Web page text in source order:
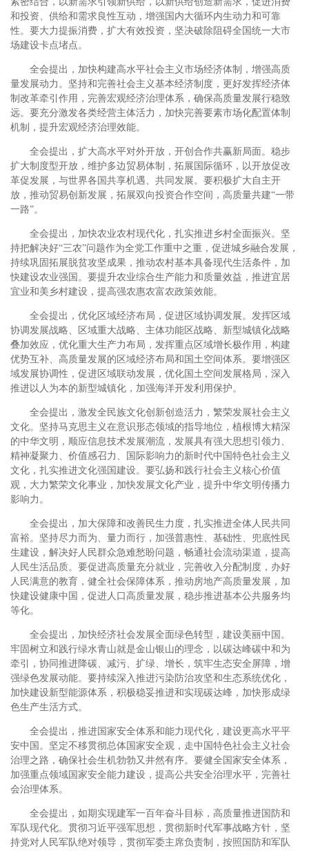
和投资、供给和需求良性互动，增强国内大循环内生动力和可靠
性。要大力提振消费，扩大有效投资，坚决破除阻碍全国统一大市
场建设卡点堵点。
全会提出，加快构建高水平社会主义市场经济体制，增强高质
量发展动力。坚持和完善社会主义基本经济制度，更好发挥经济体
制改革牵引作用，完善宏观经济治理体系，确保高质量发展行稳致
远。要充分激发各类经营主体活力，加快完善要素市场化配置体制
机制，提升宏观经济治理效能。
全会提出，扩大高水平对外开放，开创合作共赢新局面。稳步
扩大制度型开放，维护多边贸易体制，拓展国际循环，以开放促改
革促发展，与世界各国共享机遇、共同发展。要积极扩大自主开
放，推动贸易创新发展，拓展双向投资合作空间，高质量共建“一带
一路”。
全会提出，加快农业农村现代化，扎实推进乡村全面振兴。坚
持把解决好“三农”问题作为全党工作重中之重，促进城乡融合发展，
持续巩固拓展脱贫攻坚成果，推动农村基本具备现代生活条件，加
快建设农业强国。要提升农业综合生产能力和质量效益，推进宜居
宜业和美乡村建设，提高强农惠农富农政策效能。
全会提出，优化区域经济布局，促进区域协调发展。发挥区域
协调发展战略、区域重大战略、主体功能区战略、新型城镇化战略
叠加效应，优化重大生产力布局，发挥重点区域增长极作用，构建
优势互补、高质量发展的区域经济布局和国土空间体系。要增强区
域发展协调性，促进区域联动发展，优化国土空间发展格局，深入
推进以人为本的新型城镇化，加强海洋开发利用保护。
全会提出，激发全民族文化创新创造活力，繁荣发展社会主义
文化。坚持马克思主义在意识形态领域的指导地位，植根博大精深
的中华文明，顺应信息技术发展潮流，发展具有强大思想引领力、
精神凝聚力、价值感召力、国际影响力的新时代中国特色社会主义
文化，扎实推进文化强国建设。要弘扬和践行社会主义核心价值
观，大力繁荣文化事业，加快发展文化产业，提升中华文明传播力
影响力。
全会提出，加大保障和改善民生力度，扎实推进全体人民共同
富裕。坚持尽力而为、量力而行，加强普惠性、基础性、兜底性民
生建设，解决好人民群众急难愁盼问题，畅通社会流动渠道，提高
人民生活品质。要促进高质量充分就业，完善收入分配制度，办好
人民满意的教育，健全社会保障体系，推动房地产高质量发展，加
快建设健康中国，促进人口高质量发展，稳步推进基本公共服务均
等化。
全会提出，加快经济社会发展全面绿色转型，建设美丽中国。
牢固树立和践行绿水青山就是金山银山的理念，以碳达峰碳中和为
牵引，协同推进降碳、减污、扩绿、增长，筑牢生态安全屏障，增
强绿色发展动能。要持续深入推进污染防治攻坚和生态系统优化，
加快建设新型能源体系，积极稳妥推进和实现碳达峰，加快形成绿
色生产生活方式。
全会提出，推进国家安全体系和能力现代化，建设更高水平平
安中国。坚定不移贯彻总体国家安全观，走中国特色社会主义社会
治理之路，确保社会生机勃勃又井然有序。要健全国家安全体系，
加强重点领域国家安全能力建设，提高公共安全治理水平，完善社
会治理体系。
全会提出，如期实现建军一百年奋斗目标，高质量推进国防和
军队现代化。贯彻习近平强军思想，贯彻新时代军事战略方针，坚
持党对人民军队绝对领导，贯彻军委主席负责制，按照国防和军队